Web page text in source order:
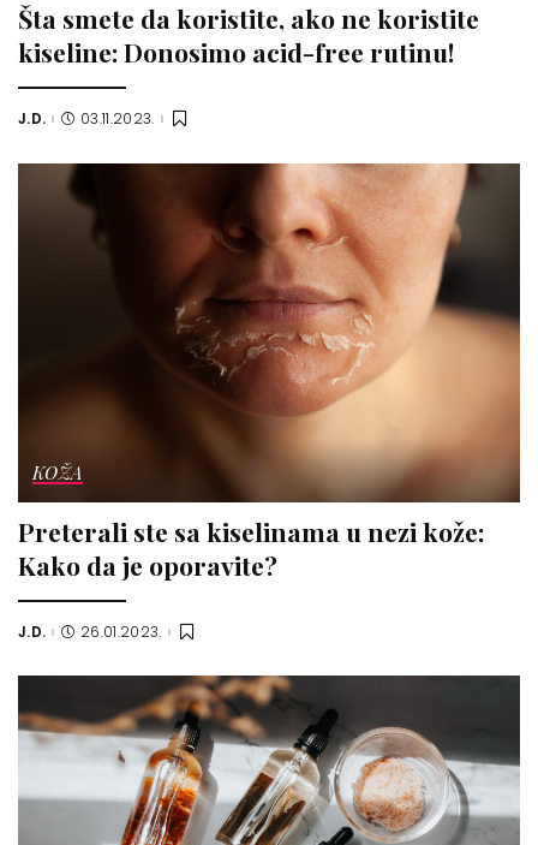
Šta smete da koristite, ako ne koristite
kiseline: Donosimo acid-free rutinu!
Posted
J.D. 03.11.2023.
KOŽA
Preterali ste sa kiselinama u nezi kože:
Kako da je oporavite?
Posted
J.D. 26.01.2023.